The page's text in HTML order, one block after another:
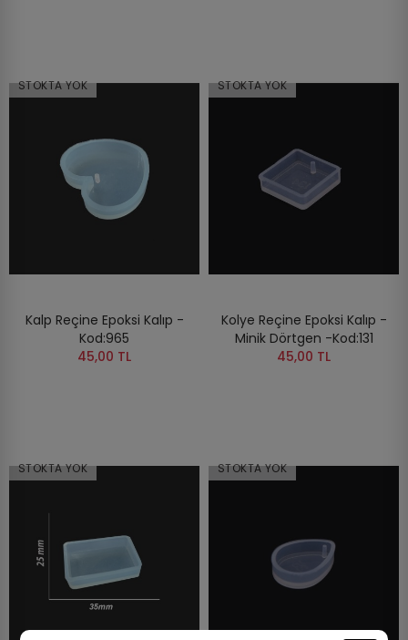
STOKTA YOK
Kalp Reçine Epoksi Kalıp -
Kod:965
45,00 TL
STOKTA YOK
Kolye Reçine Epoksi Kalıp -
Minik Dörtgen -Kod:131
45,00 TL
STOKTA YOK STOKTA YOK